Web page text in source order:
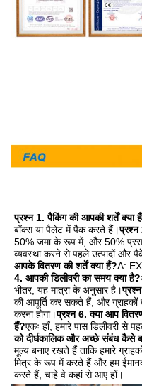
प्रश्न 1. पैकिंग की आपकी शर्तें क्या
बॉक्स या पैलेट में पैक करते हैं।प्रश्न
50% जमा के रूप में, और 50%
व्यवस्था करने से पहले उत्पादों और
आपके वितरण की शर्तें क्या हैं?A:
4. आपकी डिलीवरी का समय क्या है?
भीतर, यह मात्रा के अनुसार है।
की आपूर्ति कर सकते हैं, और ग्राहकों
करना होगा।प्रश्न 6. क्या आप
हैं?एकः हाँ, हमारे पास डिलीवरी से
को दीर्घकालिक और अच्छे संबंध कैसे
मूल्य बनाए रखते हैं ताकि हमारे
मित्र के रूप में करते हैं और हम
करते हैं, चाहे वे कहां से आए हों।